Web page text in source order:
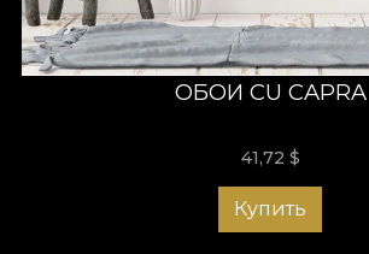
ОБОИ CU CAPRA
41,72 $
Купить